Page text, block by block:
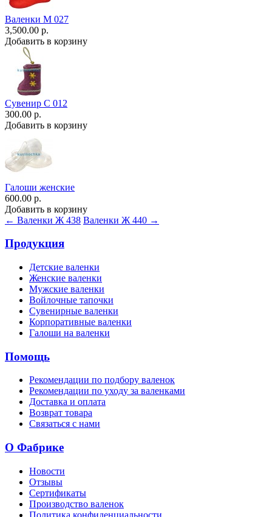
Валенки М 027
3,500.00 р.
Добавить в корзину
Сувенир С 012
300.00 р.
Добавить в корзину
Галоши женские
600.00 р.
Добавить в корзину
← Валенки Ж 438 Валенки Ж 440 →
Продукция
Детские валенки
Женские валенки
Мужские валенки
Войлочные тапочки
Сувенирные валенки
Корпоративные валенки
Галоши на валенки
Помощь
Рекомендации по подбору валенок
Рекомендации по уходу за валенками
Доставка и оплата
Возврат товара
Связаться с нами
О Фабрике
Новости
Отзывы
Сертификаты
Производство валенок
Политика конфиденциальности